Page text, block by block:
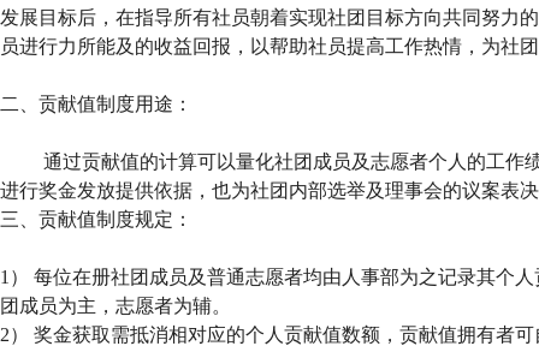
发展目标后，在指导所有社员朝着实现社团目标方向共同努力
员进行力所能及的收益回报，以帮助社员提高工作热情，为社
二、贡献值制度用途：
通过贡献值的计算可以量化社团成员及志愿者个人的工作
进行奖金发放提供依据，也为社团内部选举及理事会的议案表
三、贡献值制度规定：
1） 每位在册社团成员及普通志愿者均由人事部为之记录其个
团成员为主，志愿者为辅。
2） 奖金获取需抵消相对应的个人贡献值数额，贡献值拥有者